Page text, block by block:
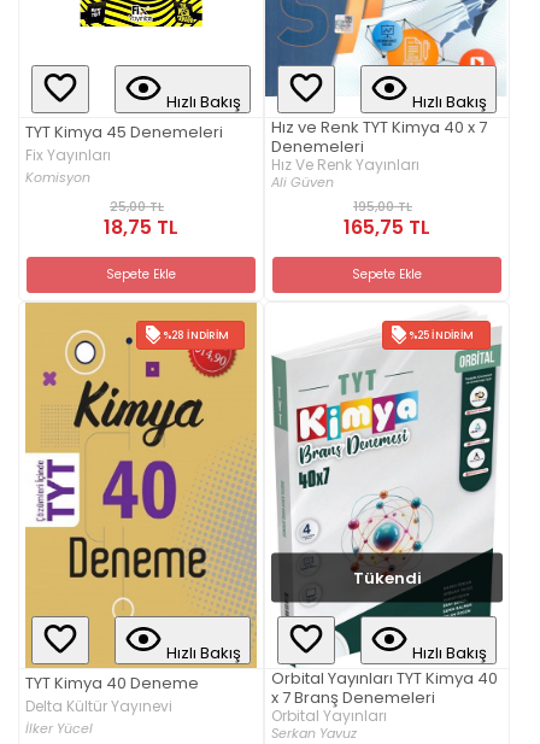
Hızlı Bakış
TYT Kimya 45 Denemeleri
Fix Yayınları
Komisyon
25,00 TL
18,75 TL
Sepete Ekle
Hızlı Bakış
Hız ve Renk TYT Kimya 40 x 7
Denemeleri
Hız Ve Renk Yayınları
Ali Güven
195,00 TL
165,75 TL
Sepete Ekle
%28 İNDIRIM
Hızlı Bakış
TYT Kimya 40 Deneme
Delta Kültür Yayınevi
İlker Yücel
%25 İNDIRIM
Tükendi
Hızlı Bakış
Orbital Yayınları TYT Kimya 40
x 7 Branş Denemeleri
Orbital Yayınları
Serkan Yavuz